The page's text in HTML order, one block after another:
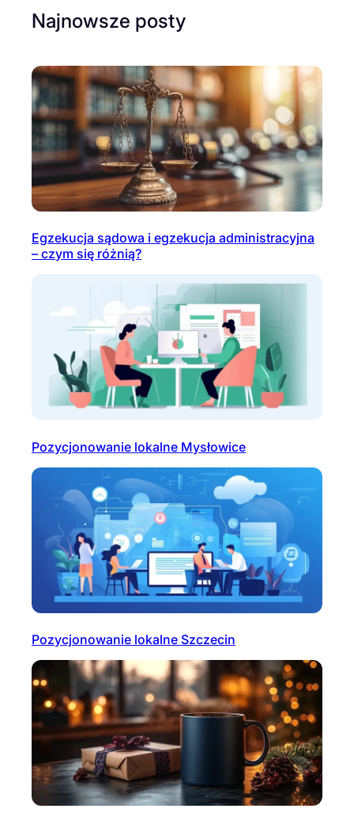
Najnowsze posty
Egzekucja sądowa i egzekucja administracyjna
– czym się różnią?
Pozycjonowanie lokalne Mysłowice
Pozycjonowanie lokalne Szczecin